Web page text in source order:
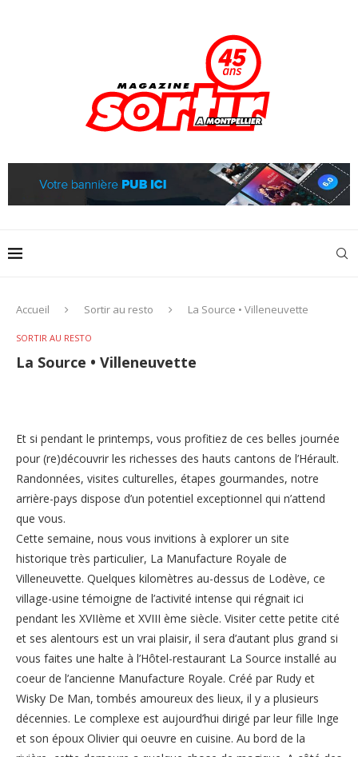
Accueil Sortir au resto La Source • Villeneuvette
SORTIR AU RESTO
La Source • Villeneuvette
Et si pendant le printemps, vous profitiez de ces belles journée
pour (re)découvrir les richesses des hauts cantons de l’Hérault.
Randonnées, visites culturelles, étapes gourmandes, notre
arrière-pays dispose d’un potentiel exceptionnel qui n’attend
que vous.
Cette semaine, nous vous invitions à explorer un site
historique très particulier, La Manufacture Royale de
Villeneuvette. Quelques kilomètres au-dessus de Lodève, ce
village-usine témoigne de l’activité intense qui régnait ici
pendant les XVIIème et XVIII ème siècle. Visiter cette petite cité
et ses alentours est un vrai plaisir, il sera d’autant plus grand si
vous faites une halte à l’Hôtel-restaurant La Source installé au
coeur de l’ancienne Manufacture Royale. Créé par Rudy et
Wisky De Man, tombés amoureux des lieux, il y a plusieurs
décennies. Le complexe est aujourd’hui dirigé par leur fille Inge
et son époux Olivier qui oeuvre en cuisine. Au bord de la